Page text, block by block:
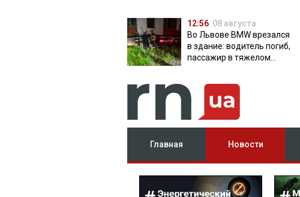
12:56 08 августа
Во Львове BMW врезался
в здание: водитель погиб,
пассажир в тяжелом
Главная Новости